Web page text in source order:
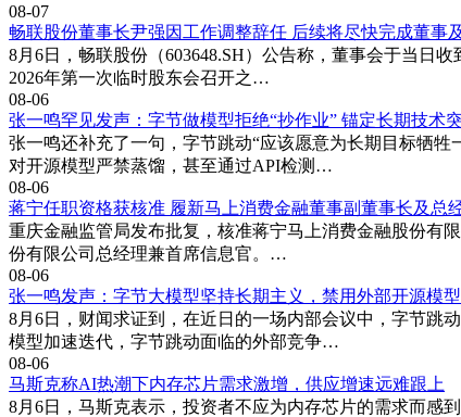
08-07
畅联股份董事长尹强因工作调整辞任 后续将尽快完成董事
8月6日，畅联股份（603648.SH）公告称，董事会于当日
2026年第一次临时股东会召开之…
08-06
张一鸣罕见发声：字节做模型拒绝“抄作业” 锚定长期技术
张一鸣还补充了一句，字节跳动“应该愿意为长期目标牺
对开源模型严禁蒸馏，甚至通过API检测…
08-06
蒋宁任职资格获核准 履新马上消费金融董事副董事长及总
重庆金融监管局发布批复，核准蒋宁马上消费金融股份有
份有限公司总经理兼首席信息官。…
08-06
张一鸣发声：字节大模型坚持长期主义，禁用外部开源模
8月6日，财闻求证到，在近日的一场内部会议中，字节跳
模型加速迭代，字节跳动面临的外部竞争…
08-06
马斯克称AI热潮下内存芯片需求激增，供应增速远难跟上
8月6日，马斯克表示，投资者不应为内存芯片的需求而感